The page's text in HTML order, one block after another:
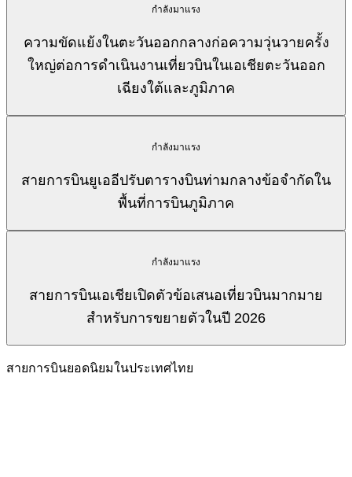
กำลังมาแรง
ความขัดแย้งในตะวันออกกลางก่อความวุ่นวายครั้ง
ใหญ่ต่อการดำเนินงานเที่ยวบินในเอเชียตะวันออก
เฉียงใต้และภูมิภาค
กำลังมาแรง
สายการบินยูเออีปรับตารางบินท่ามกลางข้อจำกัดใน
พื้นที่การบินภูมิภาค
กำลังมาแรง
สายการบินเอเชียเปิดตัวข้อเสนอเที่ยวบินมากมาย
สำหรับการขยายตัวในปี 2026
สายการบินยอดนิยมในประเทศไทย